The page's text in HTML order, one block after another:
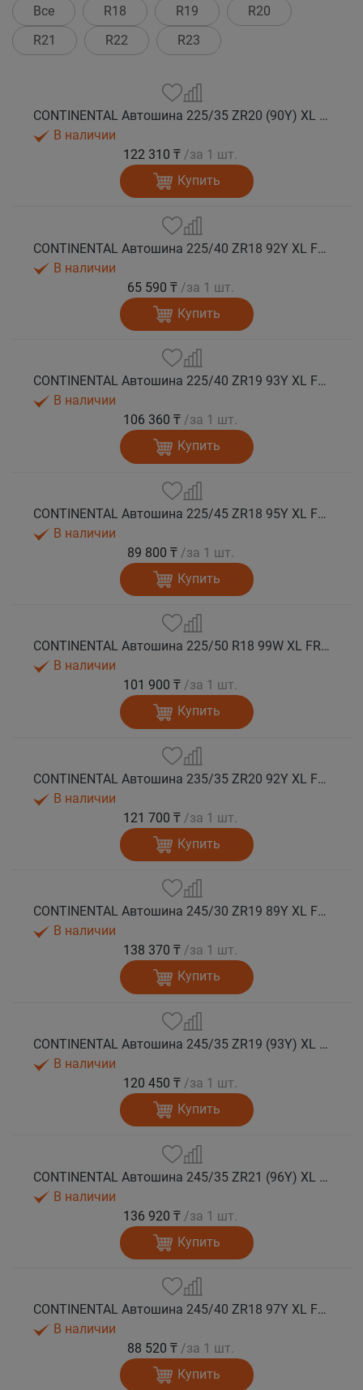
Все R18 R19
R20
R21
R22 R23
CONTINENTAL Автошина 225/35 ZR20 (90Y) XL FR SportContact 7 лето
В наличии
122 310 ₸ /за 1 шт.
Купить
CONTINENTAL Автошина 225/40 ZR18 92Y XL FR SportContact 7 лето
В наличии
65 590 ₸ /за 1 шт.
Купить
CONTINENTAL Автошина 225/40 ZR19 93Y XL FR SportContact 7 лето
В наличии
106 360 ₸ /за 1 шт.
Купить
CONTINENTAL Автошина 225/45 ZR18 95Y XL FR SportContact 7 лето
В наличии
89 800 ₸ /за 1 шт.
Купить
CONTINENTAL Автошина 225/50 R18 99W XL FR SportContact 7 * лето
В наличии
101 900 ₸ /за 1 шт.
Купить
CONTINENTAL Автошина 235/35 ZR20 92Y XL FR SportContact 7 лето
В наличии
121 700 ₸ /за 1 шт.
Купить
CONTINENTAL Автошина 245/30 ZR19 89Y XL FR SportContact 7 лето
В наличии
138 370 ₸ /за 1 шт.
Купить
CONTINENTAL Автошина 245/35 ZR19 (93Y) XL FR SportContact 7 лето
В наличии
120 450 ₸ /за 1 шт.
Купить
CONTINENTAL Автошина 245/35 ZR21 (96Y) XL FR SportContact 7 MGT лето
В наличии
136 920 ₸ /за 1 шт.
Купить
CONTINENTAL Автошина 245/40 ZR18 97Y XL FR SportContact 7 лето
В наличии
88 520 ₸ /за 1 шт.
Купить